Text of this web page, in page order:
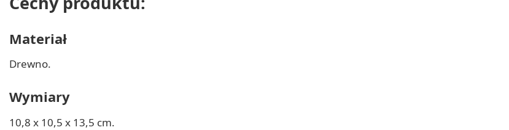
Materiał
Drewno.
Wymiary
10,8 x 10,5 x 13,5 cm.